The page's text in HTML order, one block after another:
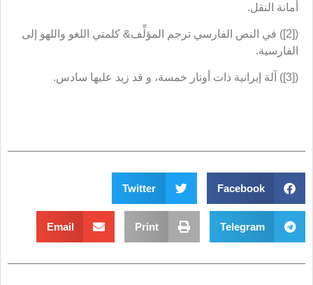
أمانة النقل.
([2]) في النص الفارسي ترجم المؤلِّف& كلمتي اللغو واللهو إلى
الفارسية.
([3]) آلة إيرانية ذات أوتار خمسة، و قد زيد عليها سادس.
Facebook
Twitter
Telegram
Print
Email